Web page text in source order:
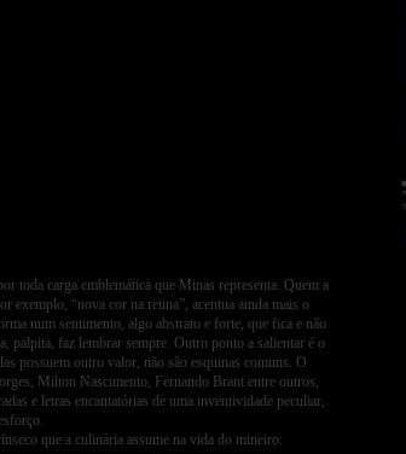
toda carga emblemática que Minas representa. Quem a
exemplo, “nova cor na retina”, acentua ainda mais o
num sentimento, algo abstrato e forte, que fica e não
palpita, faz lembrar sempre. Outro ponto a salientar é o
possuem outro valor, não são esquinas comuns. O
Milton Nascimento, Fernando Brant entre outros,
e letras encantatórias de uma inventividade peculiar,
que a culinária assume na vida do mineiro: